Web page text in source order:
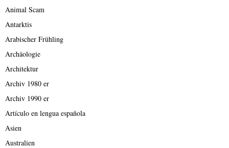
Animal Scam
Antarktis
Arabischer Frühling
Archäologie
Architektur
Archiv 1980 er
Archiv 1990 er
Artículo en lengua española
Asien
Australien